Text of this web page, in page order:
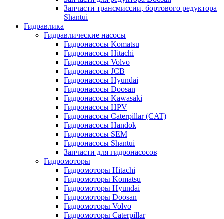
Запчасти трансмиссии, бортового редуктора
Shantui
Гидравлика
Гидравлические насосы
Гидронасосы Komatsu
Гидронасосы Hitachi
Гидронасосы Volvo
Гидронасосы JCB
Гидронасосы Hyundai
Гидронасосы Doosan
Гидронасосы Kawasaki
Гидронасосы HPV
Гидронасосы Caterpillar (CAT)
Гидронасосы Handok
Гидронасосы SEM
Гидронасосы Shantui
Запчасти для гидронасосов
Гидромоторы
Гидромоторы Hitachi
Гидромоторы Komatsu
Гидромоторы Hyundai
Гидромоторы Doosan
Гидромоторы Volvo
Гидромоторы Caterpillar